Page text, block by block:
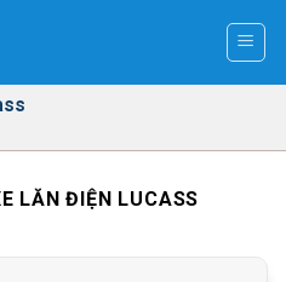
LĂN ĐIỆN LUCASS